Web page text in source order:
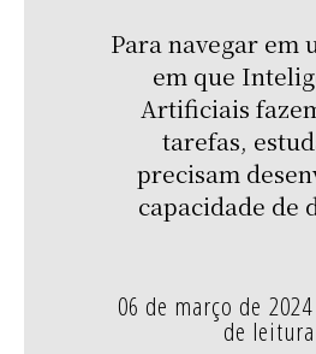
Para navegar em
em que
Artificiais
tarefas,
precisam
capacidade de
06 de março de 2024
de leitura